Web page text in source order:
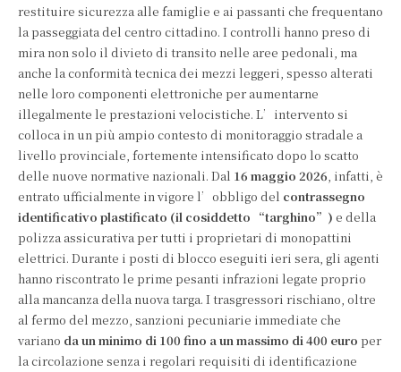
restituire sicurezza alle famiglie e ai passanti che frequentano
la passeggiata del centro cittadino. I controlli hanno preso di
mira non solo il divieto di transito nelle aree pedonali, ma
anche la conformità tecnica dei mezzi leggeri, spesso alterati
nelle loro componenti elettroniche per aumentarne
illegalmente le prestazioni velocistiche. L’intervento si
colloca in un più ampio contesto di monitoraggio stradale a
livello provinciale, fortemente intensificato dopo lo scatto
delle nuove normative nazionali. Dal 16 maggio 2026, infatti, è
entrato ufficialmente in vigore l’obbligo del contrassegno
identificativo plastificato (il cosiddetto “targhino”) e della
polizza assicurativa per tutti i proprietari di monopattini
elettrici. Durante i posti di blocco eseguiti ieri sera, gli agenti
hanno riscontrato le prime pesanti infrazioni legate proprio
alla mancanza della nuova targa. I trasgressori rischiano, oltre
al fermo del mezzo, sanzioni pecuniarie immediate che
variano da un minimo di 100 fino a un massimo di 400 euro per
la circolazione senza i regolari requisiti di identificazione